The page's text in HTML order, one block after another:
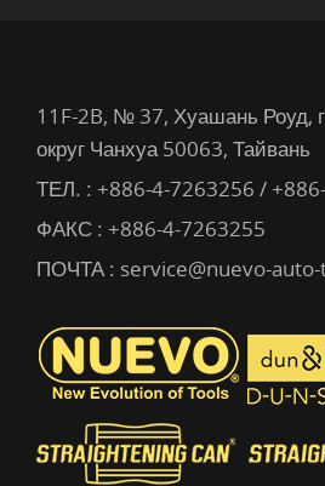
11F-2B, № 37, Хуашань Роуд,
округ Чанхуа 50063, Тайвань
ТЕЛ. : +886-4-7263256 /
ФАКС : +886-4-7263255
ПОЧТА : service@nuevo-